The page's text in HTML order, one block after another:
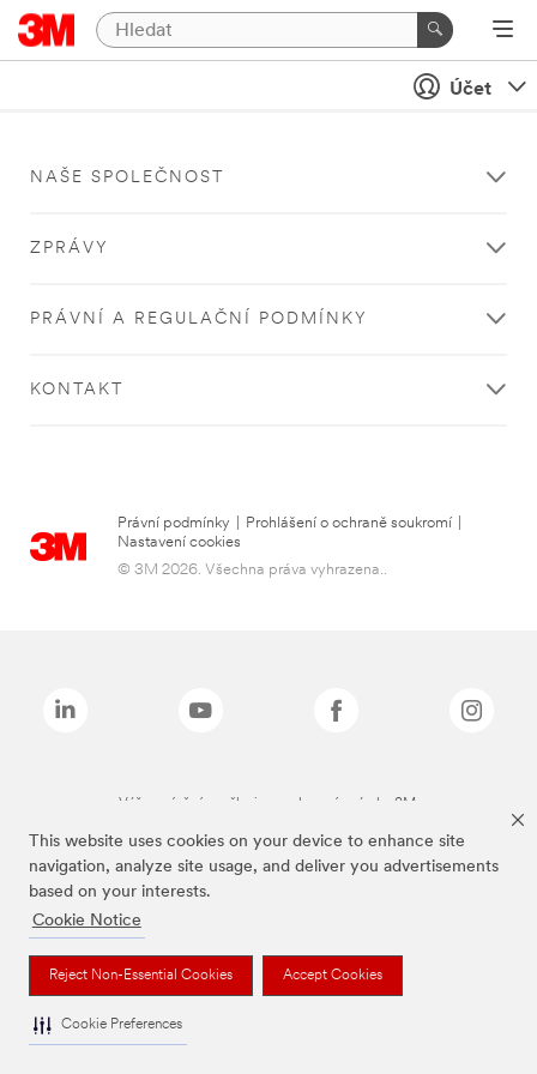
This website uses cookies on your device to enhance site
navigation, analyze site usage, and deliver you advertisements
based on your interests.
Cookie Notice
Reject Non-Essential Cookies Accept Cookies
Cookie Preferences
Účet
NAŠE SPOLEČNOST
ZPRÁVY
PRÁVNÍ A REGULAČNÍ PODMÍNKY
KONTAKT
Právní podmínky Prohlášení o ochraně soukromí
Nastavení cookies
© 3M 2026. Všechna práva vyhrazena..
Výše zmíněné značky jsou ochranné známky 3M.